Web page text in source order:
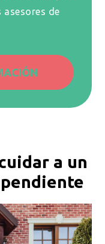
asesores de
a un